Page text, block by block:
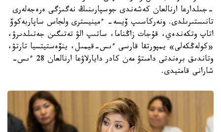
-جىلدارعا ارنالعان كەشەندى جوسپارىنىڭ نەگىزگى ەرەجەلەرى
تانىستىرىلدى. ونەركاسىپ ۆيسە- ءمينيسترى ولجاس ساپاربەكوۆ
اتاپ وتكەندەي، قۇجات زاڭناما، ساتىپ الۋ تەتىگىن جەتىلدىرۋ،
«كولەڭكەلى» يمپورتقا قارسى ءىس-قيمىل، ينۆەستيتسيا تارتۋ،
وتاندىق برەندتى دامىتۋ مەن كادر دايارلاۋعا ارنالعان 28 ءىس-
شارانى قامتيدى.